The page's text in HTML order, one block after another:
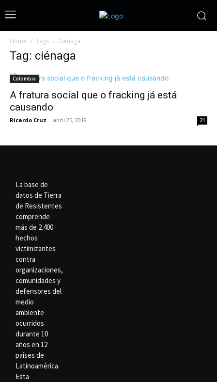
Home Tags Ciénaga
Tag: ciénaga
Colombia
A fratura social que o fracking já está
causando
Ricardo Cruz - abril 25, 2019 21
La base de
datos de Tierra
de Resistentes
comprende
más de 2.400
hechos
victimizantes
contra
organizaciones,
comunidades y
defensores del
medio
ambiente
ocurridos
durante 10
años en 12
países de
Latinoamérica.
Esta